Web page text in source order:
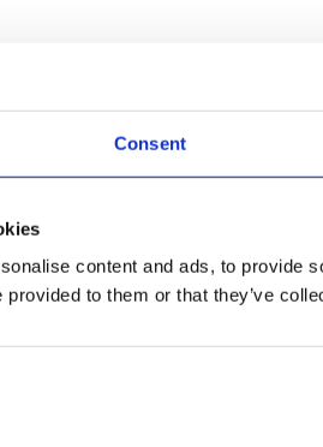
Consent
content and ads, to provide
provided to them or that they’ve